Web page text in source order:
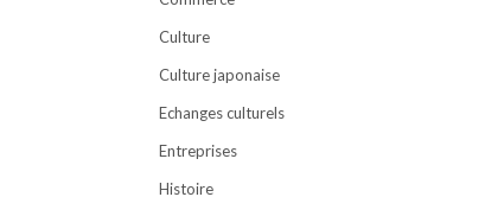
Culture
Culture japonaise
Echanges culturels
Entreprises
Histoire